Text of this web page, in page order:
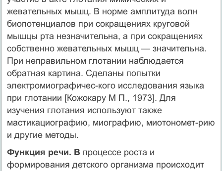
жевательных мышц. В норме амплитуда волн
биопотенци­алов при сокращениях круго­вой
мышцы рта незначитель­на, а при сокращениях
соб­ственно жевательных мышц — значительна.
При неправиль­ном глотании наблюдается
обратная картина. Сделаны попытки
электромиографичес-кого исследования языка
при глотании [Кожокару М П., 1973]. Для
изучения глотания используют также
мастикациографию, миографию, миотономет-рию
и другие методы.
Функция речи. В процессе роста и
формирования детского организма происходит